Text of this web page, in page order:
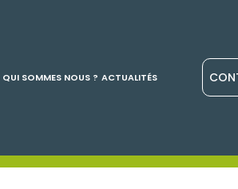
QUI SOMMES NOUS ? ACTUALITÉS